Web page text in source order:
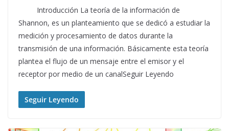
Introducción La teoría de la información de
Shannon, es un planteamiento que se dedicó a estudiar la
medición y procesamiento de datos durante la
transmisión de una información. Básicamente esta teoría
plantea el flujo de un mensaje entre el emisor y el
receptor por medio de un canalSeguir Leyendo
Seguir Leyendo